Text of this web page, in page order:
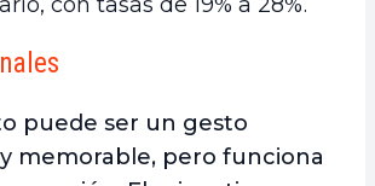
puede ser un gesto
memorable, pero funciona